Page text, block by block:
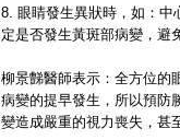
8. 眼睛發生異狀時，如：中
定是否發生黃斑部病變，避
柳景豑醫師表示：全方位的
病變的提早發生，所以預防
變造成嚴重的視力喪失，甚